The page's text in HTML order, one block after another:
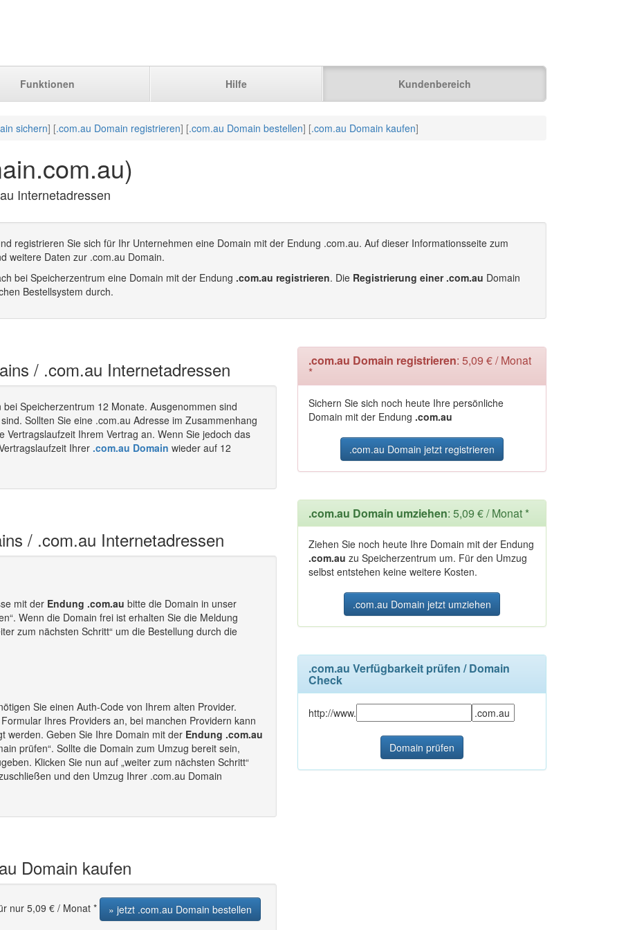
Funktionen Hilfe Kundenbereich
sichern] [.com.au Domain registrieren] [.com.au Domain bestellen] [.com.au Domain kaufen]
Internetadressen
registrieren Sie sich für Ihr Unternehmen eine Domain mit der Endung .com.au. Auf dieser Informationsseite zum
weitere Daten zur .com.au Domain.
bei Speicherzentrum eine Domain mit der Endung .com.au registrieren. Die Registrierung einer .com.au Domain
Bestellsystem durch.
/ .com.au Internetadressen
bei Speicherzentrum 12 Monate. Ausgenommen sind
Sollten Sie eine .com.au Adresse im Zusammenhang
Ihrem Vertrag an. Wenn Sie jedoch das
Ihrer .com.au Domain wieder auf 12
/ .com.au Internetadressen
mit der Endung .com.au bitte die Domain in unser
Wenn die Domain frei ist erhalten Sie die Meldung
zum nächsten Schritt“ um die Bestellung durch die
Sie einen Auth-Code von Ihrem alten Provider.
Ihres Providers an, bei manchen Providern kann
werden. Geben Sie Ihre Domain mit der Endung .com.au
prüfen“. Sollte die Domain zum Umzug bereit sein,
Klicken Sie nun auf „weiter zum nächsten Schritt“
und den Umzug Ihrer .com.au Domain
Domain kaufen
nur 5,09 € / Monat * » jetzt .com.au Domain bestellen
.com.au Domain registrieren: 5,09 € / Monat
*
Sichern Sie sich noch heute Ihre persönliche
Domain mit der Endung .com.au
.com.au Domain jetzt registrieren
.com.au Domain umziehen: 5,09 € / Monat *
Ziehen Sie noch heute Ihre Domain mit der Endung
.com.au zu Speicherzentrum um. Für den Umzug
selbst entstehen keine weitere Kosten.
.com.au Domain jetzt umziehen
.com.au Verfügbarkeit prüfen / Domain
Check
http://www.